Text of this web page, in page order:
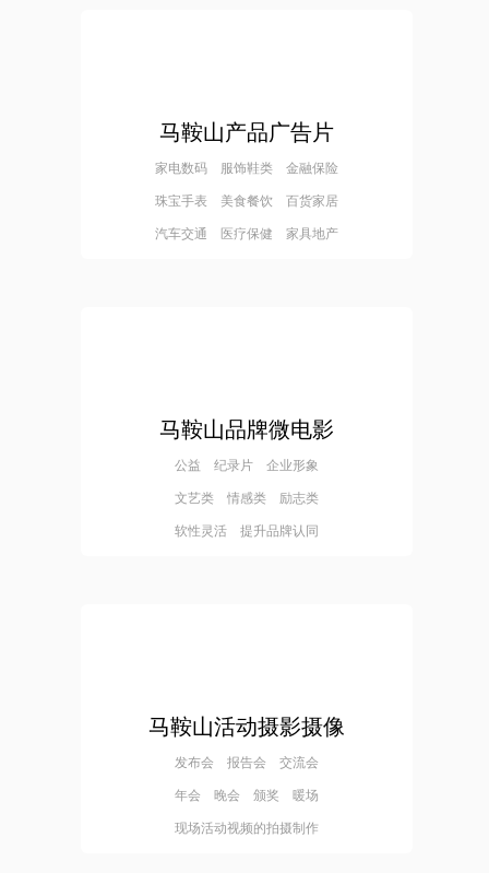
马鞍山产品广告片
家电数码 服饰鞋类 金融保险
珠宝手表 美食餐饮 百货家居
汽车交通 医疗保健 家具地产
马鞍山品牌微电影
公益 纪录片 企业形象
文艺类 情感类 励志类
软性灵活 提升品牌认同
马鞍山活动摄影摄像
发布会 报告会 交流会
年会 晚会 颁奖 暖场
现场活动视频的拍摄制作